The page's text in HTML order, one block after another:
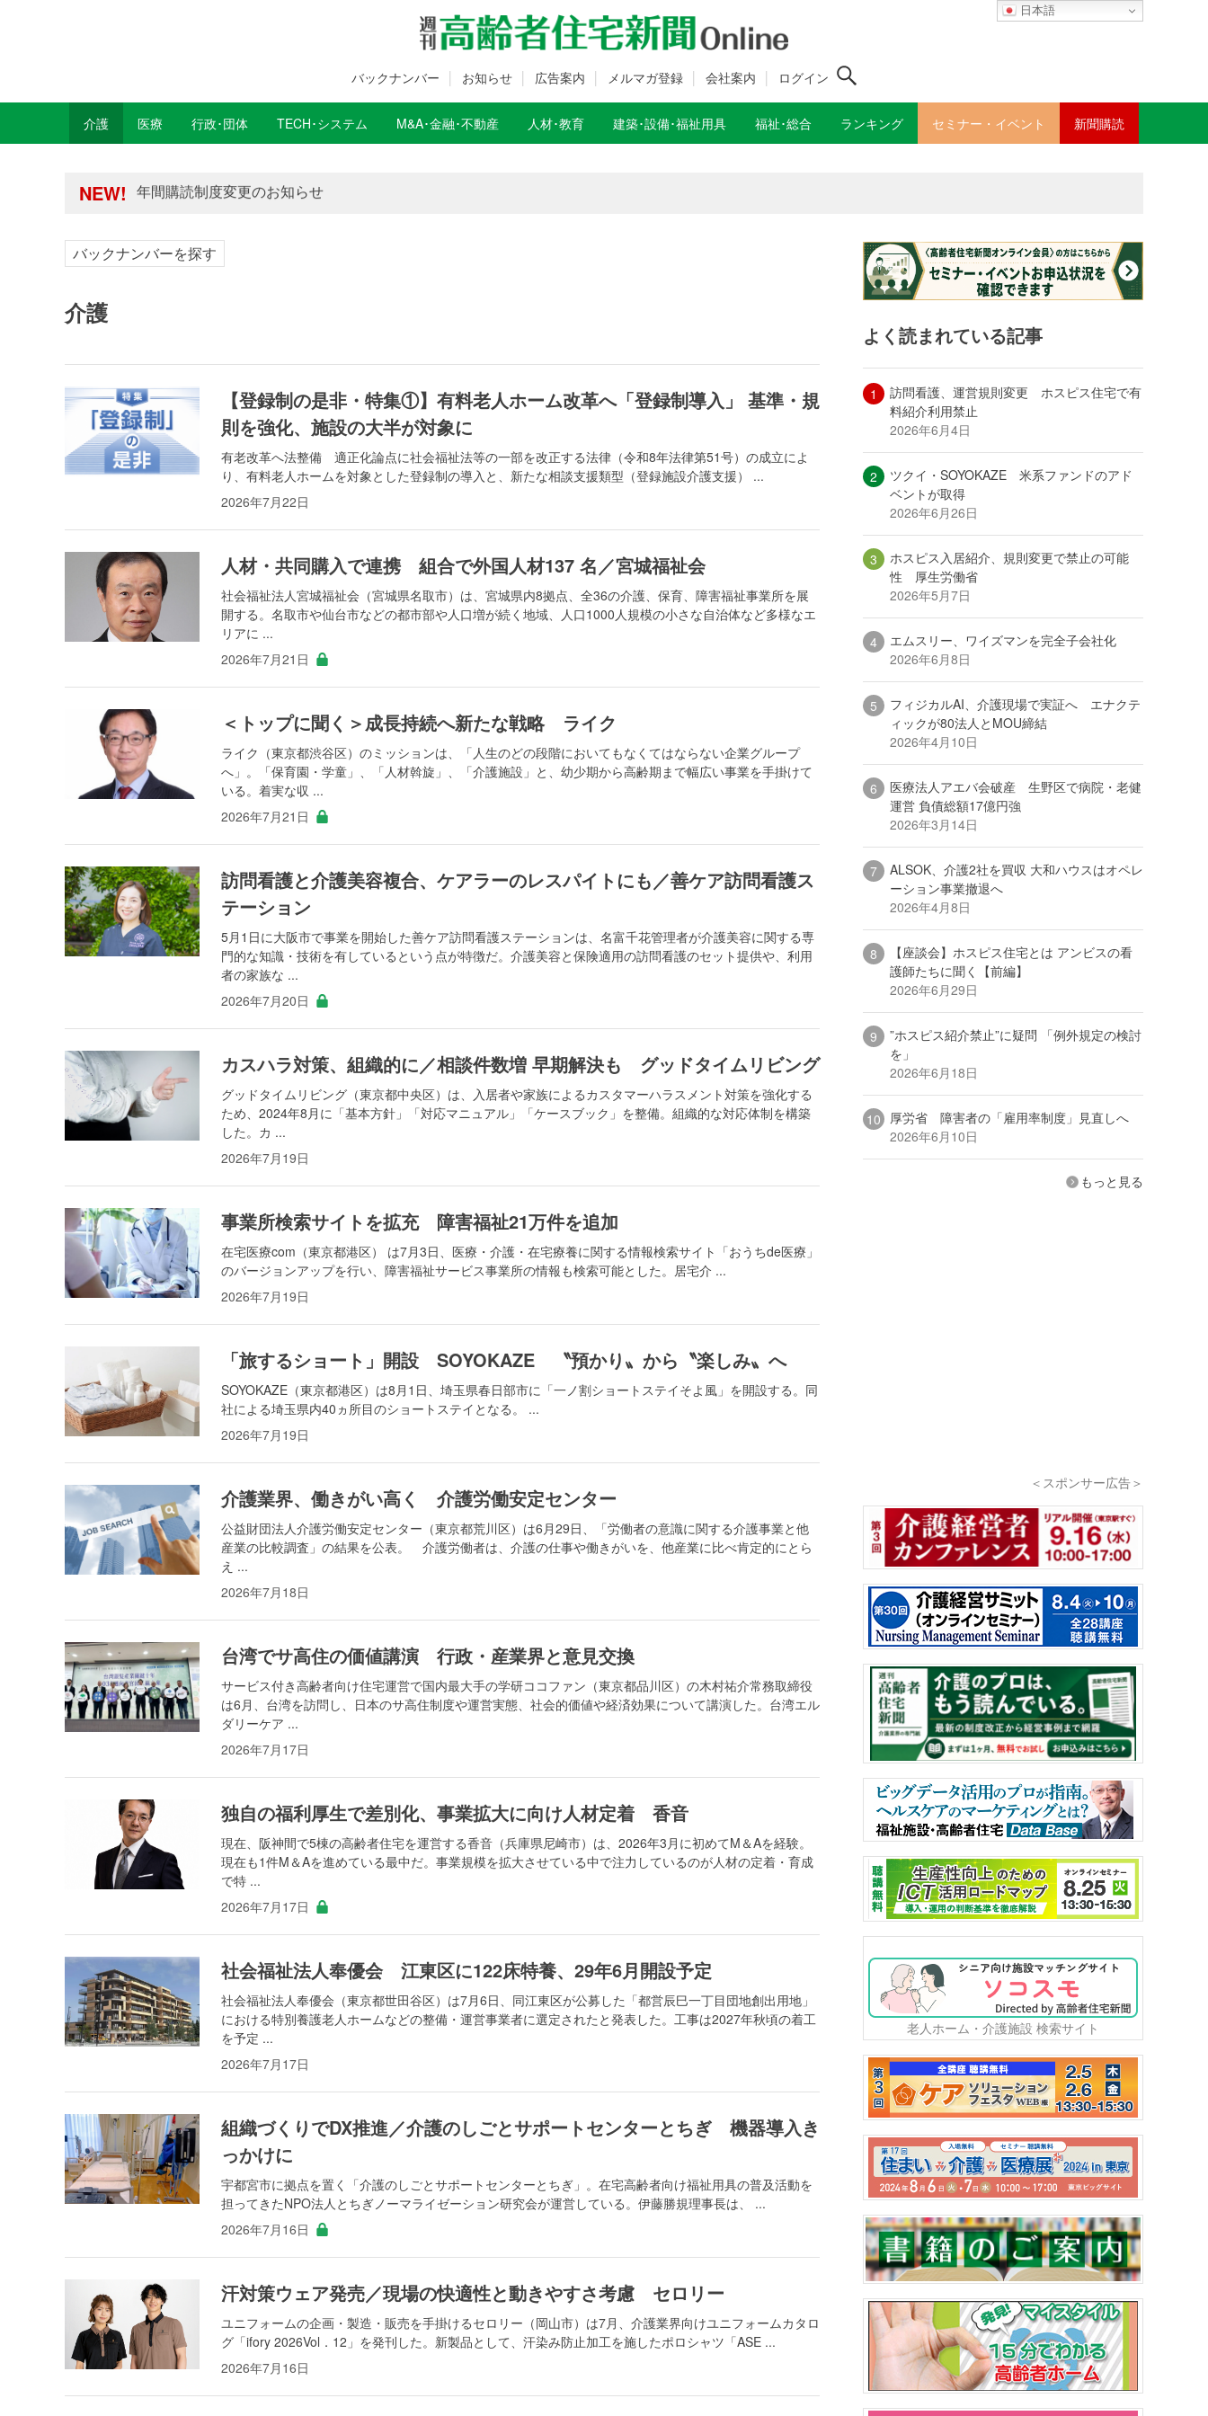
日本語
バックナンバー お知らせ 広告案内 メルマガ登録 会社案内 ログイン
介護 医療 行政･団体 TECH･システム M&A･金融･不動産 人材･教育 建築･設備･福祉用具 福祉･総合 ランキング セミナー・イベント 新聞購読
NEW! 高齢者住宅新聞 無料会員の皆様へ閲覧本数変更のお知らせ
高齢者住宅新聞 無料会員の皆様へ閲覧本数変更のお知らせ
バックナンバーを探す
介護
【登録制の是非・特集①】有料老人ホーム改革へ「登録制導入」 基準・規
則を強化、施設の大半が対象に
有老改革へ法整備 適正化論点に社会福祉法等の一部を改正する法律（令和8年法律第51号）の成立によ
り、有料老人ホームを対象とした登録制の導入と、新たな相談支援類型（登録施設介護支援） ...
2026年7月22日
人材・共同購入で連携 組合で外国人材137 名／宮城福祉会
社会福祉法人宮城福祉会（宮城県名取市）は、宮城県内8拠点、全36の介護、保育、障害福祉事業所を展
開する。名取市や仙台市などの都市部や人口増が続く地域、人口1000人規模の小さな自治体など多様なエ
リアに ...
2026年7月21日
＜トップに聞く＞成長持続へ新たな戦略 ライク
ライク（東京都渋谷区）のミッションは、「人生のどの段階においてもなくてはならない企業グループ
へ」。「保育園・学童」、「人材斡旋」、「介護施設」と、幼少期から高齢期まで幅広い事業を手掛けて
いる。着実な収 ...
2026年7月21日
訪問看護と介護美容複合、ケアラーのレスパイトにも／善ケア訪問看護ス
テーション
5月1日に大阪市で事業を開始した善ケア訪問看護ステーションは、名富千花管理者が介護美容に関する専
門的な知識・技術を有しているという点が特徴だ。介護美容と保険適用の訪問看護のセット提供や、利用
者の家族な ...
2026年7月20日
カスハラ対策、組織的に／相談件数増 早期解決も グッドタイムリビング
グッドタイムリビング（東京都中央区）は、入居者や家族によるカスタマーハラスメント対策を強化する
ため、2024年8月に「基本方針」「対応マニュアル」「ケースブック」を整備。組織的な対応体制を構築
した。カ ...
2026年7月19日
事業所検索サイトを拡充 障害福祉21万件を追加
在宅医療com（東京都港区） は7月3日、医療・介護・在宅療養に関する情報検索サイト「おうちde医療」
のバージョンアップを行い、障害福祉サービス事業所の情報も検索可能とした。居宅介 ...
2026年7月19日
「旅するショート」開設 SOYOKAZE 〝預かり〟から〝楽しみ〟へ
SOYOKAZE（東京都港区）は8月1日、埼玉県春日部市に「一ノ割ショートステイそよ風」を開設する。同
社による埼玉県内40ヵ所目のショートステイとなる。 ...
2026年7月19日
介護業界、働きがい高く 介護労働安定センター
公益財団法人介護労働安定センター（東京都荒川区）は6月29日、「労働者の意識に関する介護事業と他
産業の比較調査」の結果を公表。 介護労働者は、介護の仕事や働きがいを、他産業に比べ肯定的にとら
え ...
2026年7月18日
台湾でサ高住の価値講演 行政・産業界と意見交換
サービス付き高齢者向け住宅運営で国内最大手の学研ココファン（東京都品川区）の木村祐介常務取締役
は6月、台湾を訪問し、日本のサ高住制度や運営実態、社会的価値や経済効果について講演した。台湾エル
ダリーケア ...
2026年7月17日
独自の福利厚生で差別化、事業拡大に向け人材定着 香音
現在、阪神間で5棟の高齢者住宅を運営する香音（兵庫県尼崎市）は、2026年3月に初めてM＆Aを経験。
現在も1件M＆Aを進めている最中だ。事業規模を拡大させている中で注力しているのが人材の定着・育成
で特 ...
2026年7月17日
社会福祉法人奉優会 江東区に122床特養、29年6月開設予定
社会福祉法人奉優会（東京都世田谷区）は7月6日、同江東区が公募した「都営辰巳一丁目団地創出用地」
における特別養護老人ホームなどの整備・運営事業者に選定されたと発表した。工事は2027年秋頃の着工
を予定 ...
2026年7月17日
組織づくりでDX推進／介護のしごとサポートセンターとちぎ 機器導入き
っかけに
宇都宮市に拠点を置く「介護のしごとサポートセンターとちぎ」。在宅高齢者向け福祉用具の普及活動を
担ってきたNPO法人とちぎノーマライゼーション研究会が運営している。伊藤勝規理事長は、 ...
2026年7月16日
汗対策ウェア発売／現場の快適性と動きやすさ考慮 セロリー
ユニフォームの企画・製造・販売を手掛けるセロリー（岡山市）は7月、介護業界向けユニフォームカタロ
グ「ifory 2026Vol．12」を発刊した。新製品として、汗染み防止加工を施したポロシャツ「ASE ...
2026年7月16日
よく読まれている記事
訪問看護、運営規則変更 ホスピス住宅で有
料紹介利用禁止
2026年6月4日
ツクイ・SOYOKAZE 米系ファンドのアド
ベントが取得
2026年6月26日
ホスピス入居紹介、規則変更で禁止の可能
性 厚生労働省
2026年5月7日
エムスリー、ワイズマンを完全子会社化
2026年6月8日
フィジカルAI、介護現場で実証へ エナクテ
ィックが80法人とMOU締結
2026年4月10日
医療法人アエバ会破産 生野区で病院・老健
運営 負債総額17億円強
2026年3月14日
ALSOK、介護2社を買収 大和ハウスはオペレ
ーション事業撤退へ
2026年4月8日
【座談会】ホスピス住宅とは アンビスの看
護師たちに聞く【前編】
2026年6月29日
”ホスピス紹介禁止”に疑問 「例外規定の検討
を」
2026年6月18日
厚労省 障害者の「雇用率制度」見直しへ
2026年6月10日
もっと見る
＜スポンサー広告＞
老人ホーム・介護施設 検索サイト